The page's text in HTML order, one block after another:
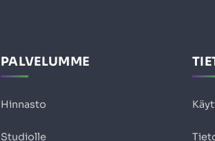
PALVELUMME
Hinnasto
Studiolle